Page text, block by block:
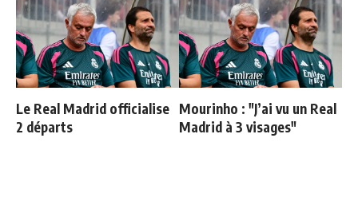
Le Real Madrid officialise
2 départs
Mourinho : "J’ai vu un Real
Madrid à 3 visages"